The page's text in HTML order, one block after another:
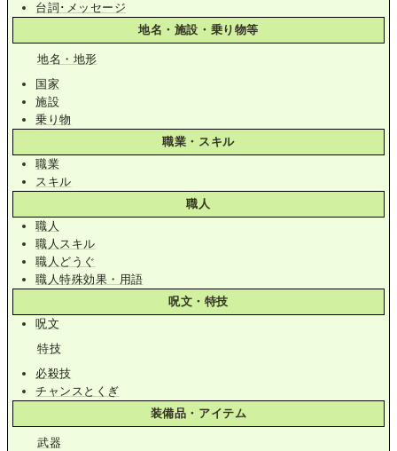
台詞･メッセージ
地名・施設・乗り物等
地名・地形
国家
施設
乗り物
職業・スキル
職業
スキル
職人
職人
職人スキル
職人どうぐ
職人特殊効果・用語
呪文・特技
呪文
特技
必殺技
チャンスとくぎ
装備品・アイテム
武器